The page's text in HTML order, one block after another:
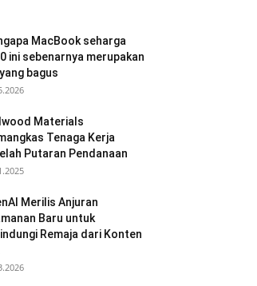
MacBook seharga
ini sebenarnya merupakan
bagus
Materials
Tenaga Kerja
Putaran Pendanaan
Merilis Anjuran
Baru untuk
Remaja dari Konten